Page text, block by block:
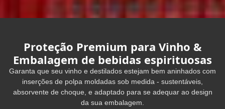
Proteção Premium para Vinho &
Embalagem de bebidas espirituosas
Garanta que seu vinho e destilados estejam bem aninhados com
inserções de polpa moldadas sob medida - sustentáveis,
absorvente de choque, e adaptado para se adequar ao design
da sua embalagem.